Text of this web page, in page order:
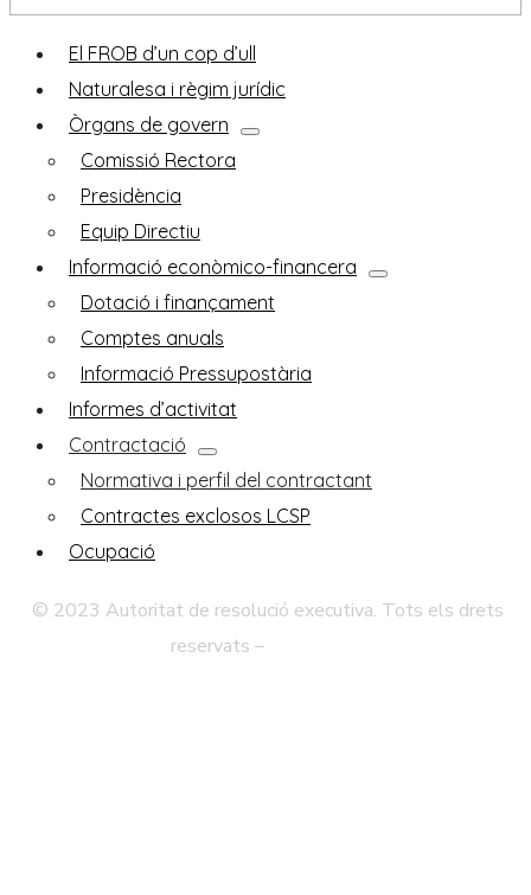
El FROB d’un cop d’ull
Naturalesa i règim jurídic
Òrgans de govern
Comissió Rectora
Presidència
Equip Directiu
Informació econòmico-financera
Dotació i finançament
Comptes anuals
Informació Pressupostària
Informes d’activitat
Contractació
Normativa i perfil del contractant
Contractes exclosos LCSP
Ocupació
© 2023 Autoritat de resolució executiva. Tots els drets
reservats –